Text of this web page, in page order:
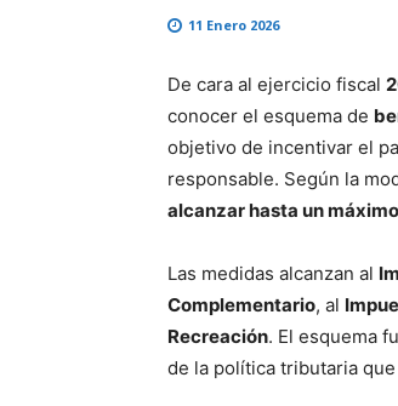
11 Enero 2026
De cara al ejercicio fiscal
conocer el esquema de
objetivo de incentivar el
responsable. Según la
alcanzar hasta un
Las medidas alcanzan al
Complementario, al
Recreación. El esquema
de la política tributaria